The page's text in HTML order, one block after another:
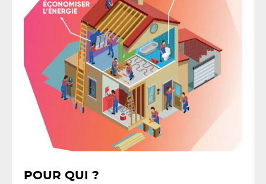
POUR QUI ?